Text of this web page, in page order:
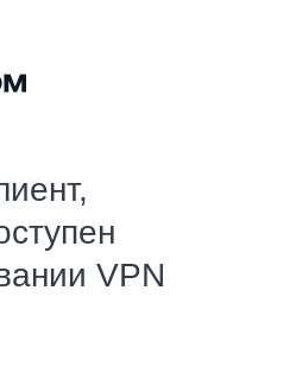
VPN